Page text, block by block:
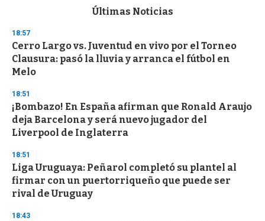
d
s
o
f
3
s
e
c
o
n
Últimas Noticias
18:57
Cerro Largo vs. Juventud en vivo por el Torneo
Clausura: pasó la lluvia y arranca el fútbol en
Melo
18:51
¡Bombazo! En España afirman que Ronald Araujo
deja Barcelona y será nuevo jugador del
Liverpool de Inglaterra
18:51
Liga Uruguaya: Peñarol completó su plantel al
firmar con un puertorriqueño que puede ser
rival de Uruguay
18:43